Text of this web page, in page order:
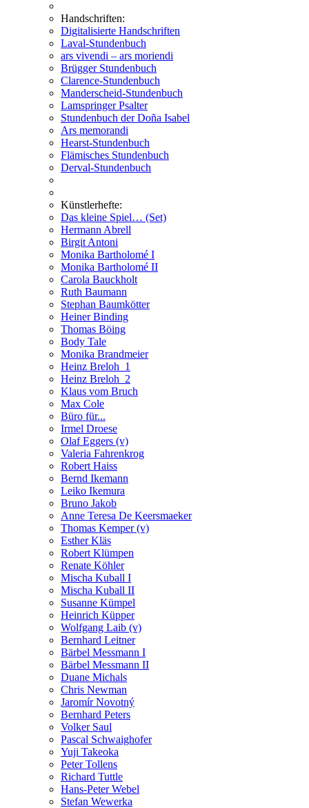
Handschriften:
Digitalisierte Handschriften
Laval-Stundenbuch
ars vivendi – ars moriendi
Brügger Stundenbuch
Clarence-Stundenbuch
Manderscheid-Stundenbuch
Lamspringer Psalter
Stundenbuch der Doña Isabel
Ars memorandi
Hearst-Stundenbuch
Flämisches Stundenbuch
Derval-Stundenbuch
Künstlerhefte:
Das kleine Spiel… (Set)
Hermann Abrell
Birgit Antoni
Monika Bartholomé I
Monika Bartholomé II
Carola Bauckholt
Ruth Baumann
Stephan Baumkötter
Heiner Binding
Thomas Böing
Body Tale
Monika Brandmeier
Heinz Breloh_1
Heinz Breloh_2
Klaus vom Bruch
Max Cole
Büro für...
Irmel Droese
Olaf Eggers (v)
Valeria Fahrenkrog
Robert Haiss
Bernd Ikemann
Leiko Ikemura
Bruno Jakob
Anne Teresa De Keersmaeker
Thomas Kemper (v)
Esther Kläs
Robert Klümpen
Renate Köhler
Mischa Kuball I
Mischa Kuball II
Susanne Kümpel
Heinrich Küpper
Wolfgang Laib (v)
Bernhard Leitner
Bärbel Messmann I
Bärbel Messmann II
Duane Michals
Chris Newman
Jaromír Novotný
Bernhard Peters
Volker Saul
Pascal Schwaighofer
Yuji Takeoka
Peter Tollens
Richard Tuttle
Hans-Peter Webel
Stefan Wewerka